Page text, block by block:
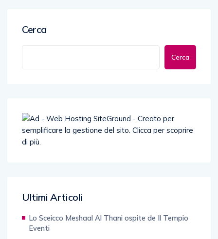
Cerca
Cerca
Ultimi Articoli
Lo Sceicco Meshaal Al Thani ospite de Il Tempio
Eventi